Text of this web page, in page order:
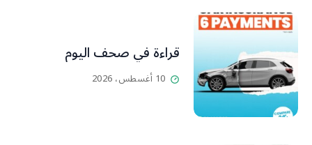
قراءة في صحف اليوم
10 أغسطس، 2026